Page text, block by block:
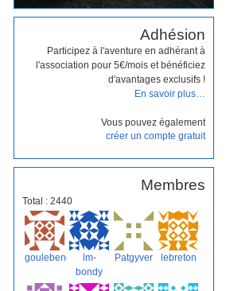
Adhésion
Participez à l'aventure en adhérant à
l'association pour 5€/mois et bénéficiez
d'avantages exclusifs !
En savoir plus…
Vous pouvez également
créer un compte gratuit
Membres
Total : 2440
goulebeneze
lm-
bondy
Patgyver lebreton